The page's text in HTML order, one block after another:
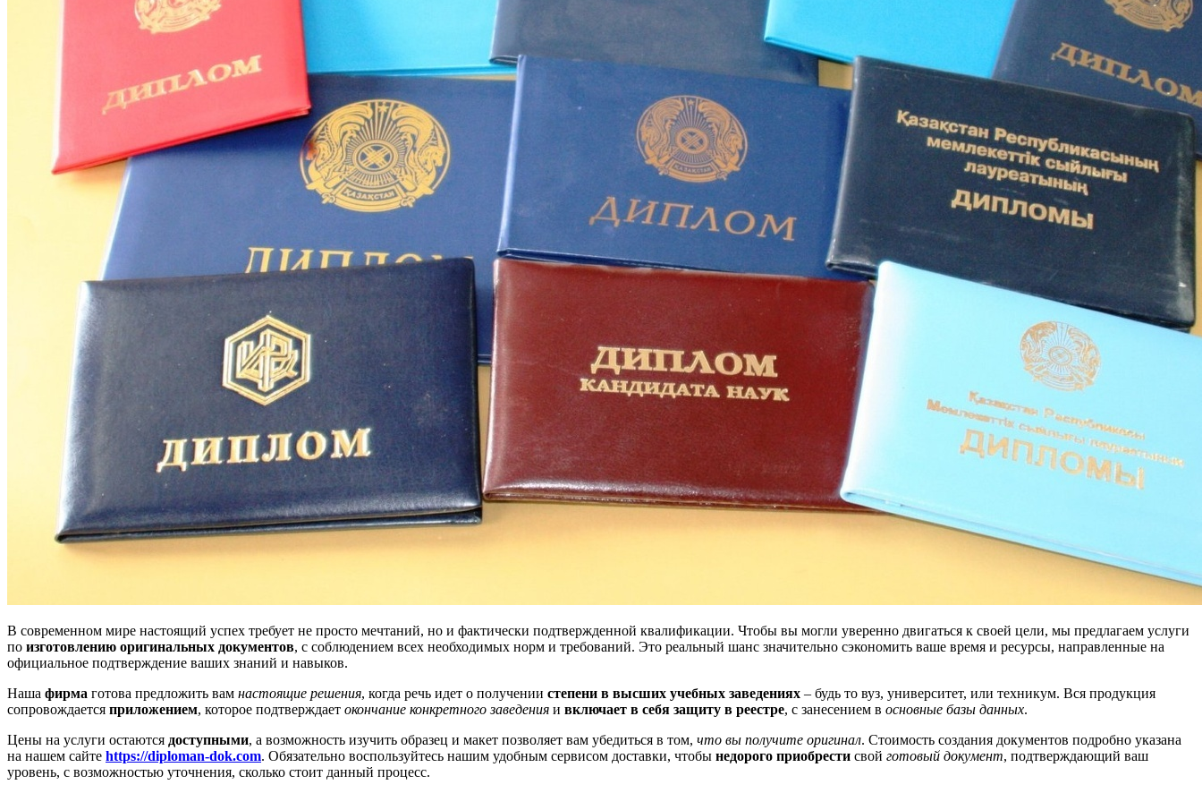
В современном мире настоящий успех требует не просто мечтаний, но и фактически подтвержденной квалификации. Чтобы вы могли уверенно двигаться к своей цели, мы предлагаем услуги
по изготовлению оригинальных документов, с соблюдением всех необходимых норм и требований. Это реальный шанс значительно сэкономить ваше время и ресурсы, направленные на
официальное подтверждение ваших знаний и навыков.
Наша фирма готова предложить вам настоящие решения, когда речь идет о получении степени в высших учебных заведениях – будь то вуз, университет, или техникум. Вся продукция
сопровождается приложением, которое подтверждает окончание конкретного заведения и включает в себя защиту в реестре, с занесением в основные базы данных.
Цены на услуги остаются доступными, а возможность изучить образец и макет позволяет вам убедиться в том, что вы получите оригинал. Стоимость создания документов подробно указана
на нашем сайте https://diploman-dok.com. Обязательно воспользуйтесь нашим удобным сервисом доставки, чтобы недорого приобрести свой готовый документ, подтверждающий ваш
уровень, с возможностью уточнения, сколько стоит данный процесс.